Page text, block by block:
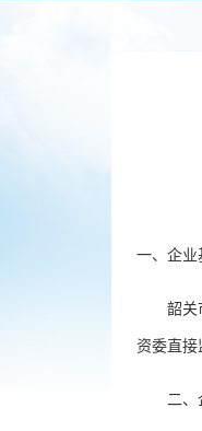
一、企业
韶关市
资委直接
二、